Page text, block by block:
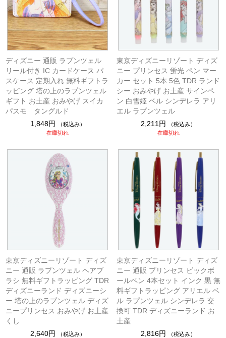
ディズニー 通販 ラプンツェル
リール付き IC カードケース パ
スケース 定期入れ 無料ギフトラ
ッピング 塔の上のラプンツェル
ギフト お土産 おみやげ スイカ
パスモ タングルド
1,848円
（税込み）
在庫切れ
東京ディズニーリゾート ディズ
ニー プリンセス 蛍光 ペン マー
カー セット 5本 5色 TDR ランド
シー おみやげ お土産 サインペ
ン 白雪姫 ベル シンデレラ アリ
エル ラプンツェル
2,211円
（税込み）
在庫切れ
東京ディズニーリゾート ディズ
ニー 通販 ラプンツェル ヘアブ
ラシ 無料ギフトラッピング TDR
ディズニーランド ディズニーシ
ー 塔の上のラプンツェル ディズ
ニープリンセス おみやげ お土産
くし
2,640円
（税込み）
東京ディズニーリゾート ディズ
ニー 通販 プリンセス ビックボ
ールペン 4本セット インク 黒 無
料ギフトラッピング アリエル ベ
ル ラプンツェル シンデレラ 交
換可 TDR ディズニーランド お
土産
2,816円
（税込み）